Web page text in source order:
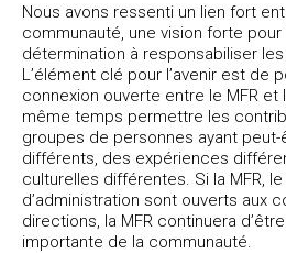
Nous avons ressenti un lien fort
communauté, une vision forte pour
détermination à responsabiliser
L’élément clé pour l’avenir est de
connexion ouverte entre le MFR
même temps permettre les
groupes de personnes ayant
différents, des expériences
culturelles différentes. Si la MFR,
d’administration sont ouverts aux
directions, la MFR continuera
importante de la communauté.